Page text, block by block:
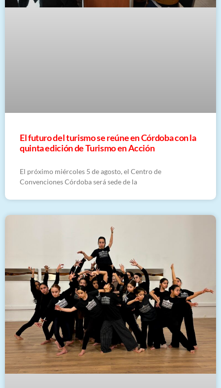
El futuro del turismo se reúne en Córdoba con la
quinta edición de Turismo en Acción
El próximo miércoles 5 de agosto, el Centro de
Convenciones Córdoba será sede de la